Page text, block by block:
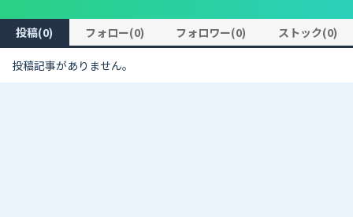
投稿(0) フォロー(0) フォロワー(0) ストック(0)
投稿記事がありません。